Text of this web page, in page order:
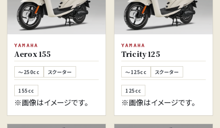
YAMAHA
Aerox 155
～250cc スクーター
155cc
※画像はイメージです。
YAMAHA
Tricity 125
～125cc スクーター
125cc
※画像はイメージです。